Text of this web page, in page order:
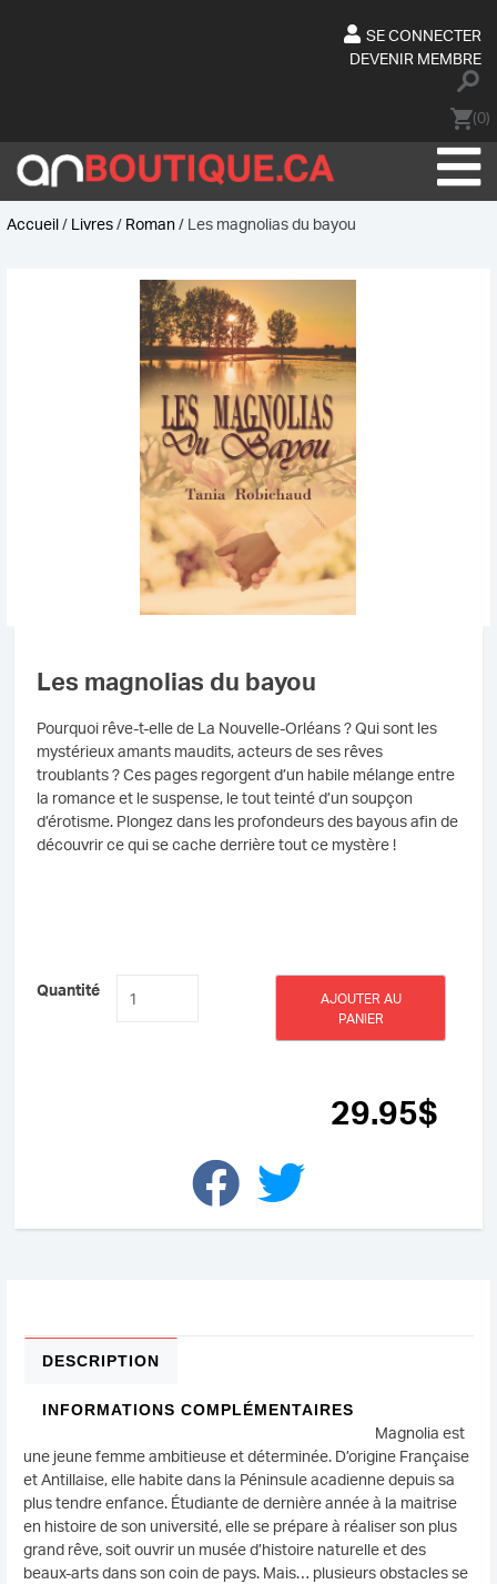
SE CONNECTER
DEVENIR MEMBRE
(0)
Accueil/ Livres/ Roman/ Les magnolias du bayou
Les magnolias du bayou
Pourquoi rêve-t-elle de La Nouvelle-Orléans ? Qui sont les
mystérieux amants maudits, acteurs de ses rêves
troublants ? Ces pages regorgent d’un habile mélange entre
la romance et le suspense, le tout teinté d’un soupçon
d’érotisme. Plongez dans les profondeurs des bayous afin de
découvrir ce qui se cache derrière tout ce mystère !
Quantité
AJOUTER AU
PANIER
29.95$
DESCRIPTION
INFORMATIONS COMPLÉMENTAIRES
Magnolia est
une jeune femme ambitieuse et déterminée. D’origine Française
et Antillaise, elle habite dans la Péninsule acadienne depuis sa
plus tendre enfance. Étudiante de dernière année à la maitrise
en histoire de son université, elle se prépare à réaliser son plus
grand rêve, soit ouvrir un musée d’histoire naturelle et des
beaux-arts dans son coin de pays. Mais… plusieurs obstacles se